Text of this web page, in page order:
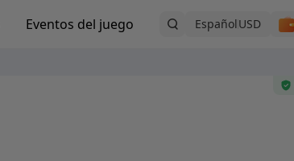
Eventos del juego EspañolUSD